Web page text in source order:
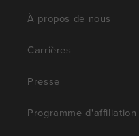
À propos de nous
Carrières
Presse
Programme d'affiliation